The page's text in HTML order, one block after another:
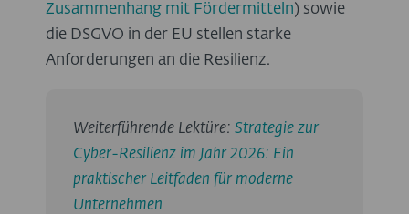
Zusammenhang mit Fördermitteln) sowie
die DSGVO in der EU stellen starke
Anforderungen an die Resilienz.
Weiterführende Lektüre: Strategie zur
Cyber-Resilienz im Jahr 2026: Ein
praktischer Leitfaden für moderne
Unternehmen